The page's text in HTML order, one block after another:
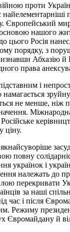
проти
Європейський
основою нашого
цього Росія
порядку, з
Абхазію й
права
і
намагається
не менше, ніж
ціну.
повну
українок і
належать до
перекривати
за наші
час і після
Режиму
Євромайдану й